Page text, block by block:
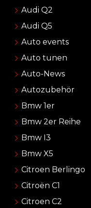
Audi Q2
Audi Q5
Auto events
Auto tunen
Auto-News
Autozubehör
Bmw 1er
Bmw 2er Reihe
Bmw I3
Bmw X5
Citroen Berlingo
Citroën C1
Citroen C2